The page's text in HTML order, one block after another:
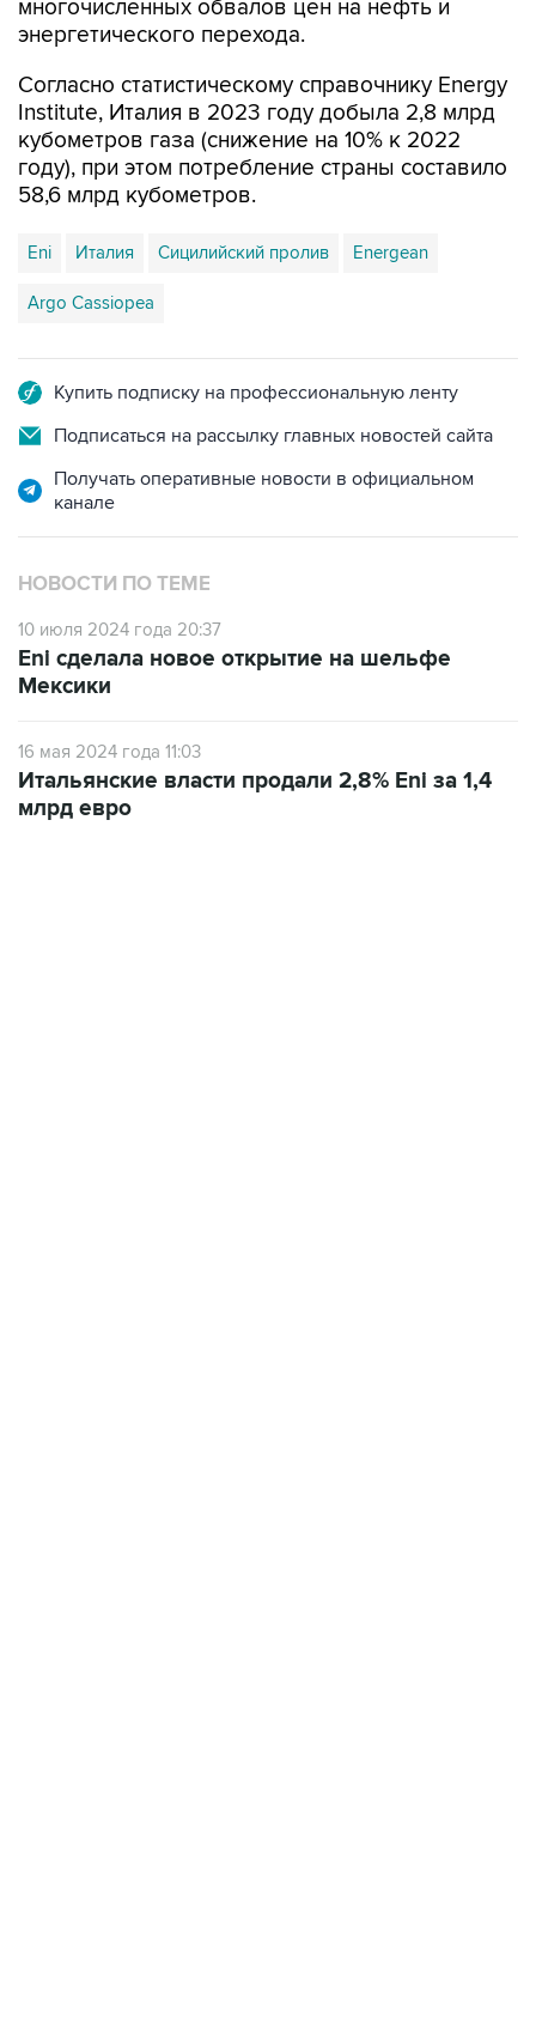
Согласно статистическому справочнику Energy
кубометров газа (снижение на 10% к 2022
году), при этом потребление страны составило
58,6 млрд кубометров.
Eni Италия Сицилийский пролив
Argo Cassiopea
Подписаться на рассылку главных новостей сайта
Получать оперативные новости в официальном
НОВОСТИ ПО ТЕМЕ
10 июля 2024 года 20:37
Мексики
млрд евро